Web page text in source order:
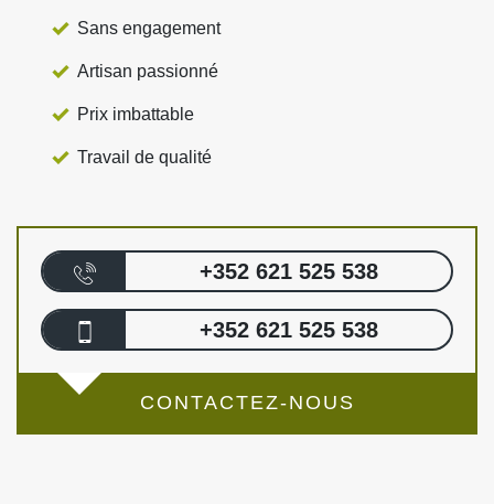
Sans engagement
Artisan passionné
Prix imbattable
Travail de qualité
+352 621 525 538
+352 621 525 538
CONTACTEZ-NOUS